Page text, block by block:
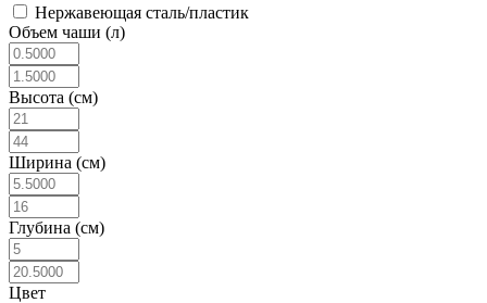
Нержавеющая сталь/пластик
Объем чаши (л)
Высота (см)
Ширина (см)
Глубина (см)
Цвет